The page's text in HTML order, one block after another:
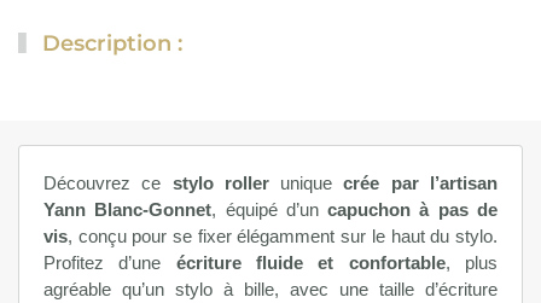
Description :
Découvrez ce stylo roller unique crée par l’artisan
Yann Blanc-Gonnet, équipé d’uncapuchon à pas de
vis, conçu pour se fixer élégamment sur le haut du stylo.
Profitez d’une écriture fluide et confortable, plus
agréable qu’un stylo à bille, avec une taille d’écriture